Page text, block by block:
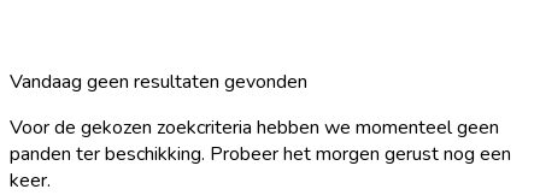
Vandaag geen resultaten gevonden
Voor de gekozen zoekcriteria hebben we momenteel geen
panden ter beschikking. Probeer het morgen gerust nog een
keer.